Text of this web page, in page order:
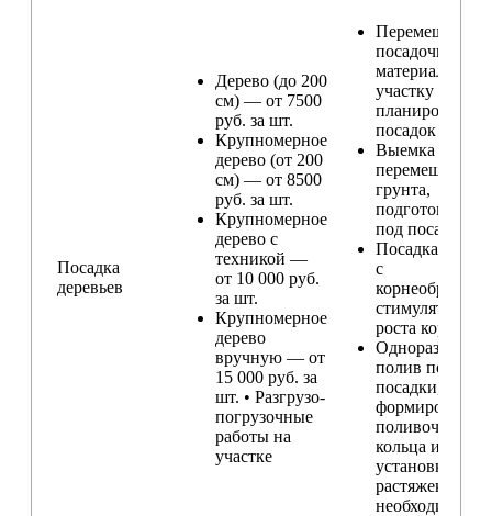
Посадка
деревьев
Дерево (до 200
см) — от 7500
руб. за шт.
Крупномерное
дерево (от 200
см) — от 8500
руб. за шт.
Крупномерное
дерево с
техникой —
от 10 000 руб.
за шт.
Крупномерное
дерево
вручную — от
15 000 руб. за
шт. • Разгрузо-
погрузочные
работы на
участке
Перемещение
посадочного
материала по
участку и
планирование
посадок
Выемка и
перемещение
грунта,
подготовка
под посадку
Посадка
с
стимулятором
роста корней
Одноразовый
полив после
посадки,
формирование
поливочного
кольца и
установка
растяжек (при